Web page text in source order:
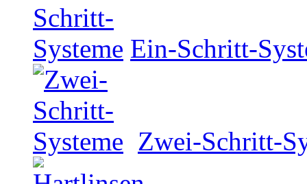
Ein-Schritt-
Zwei-Schritt-